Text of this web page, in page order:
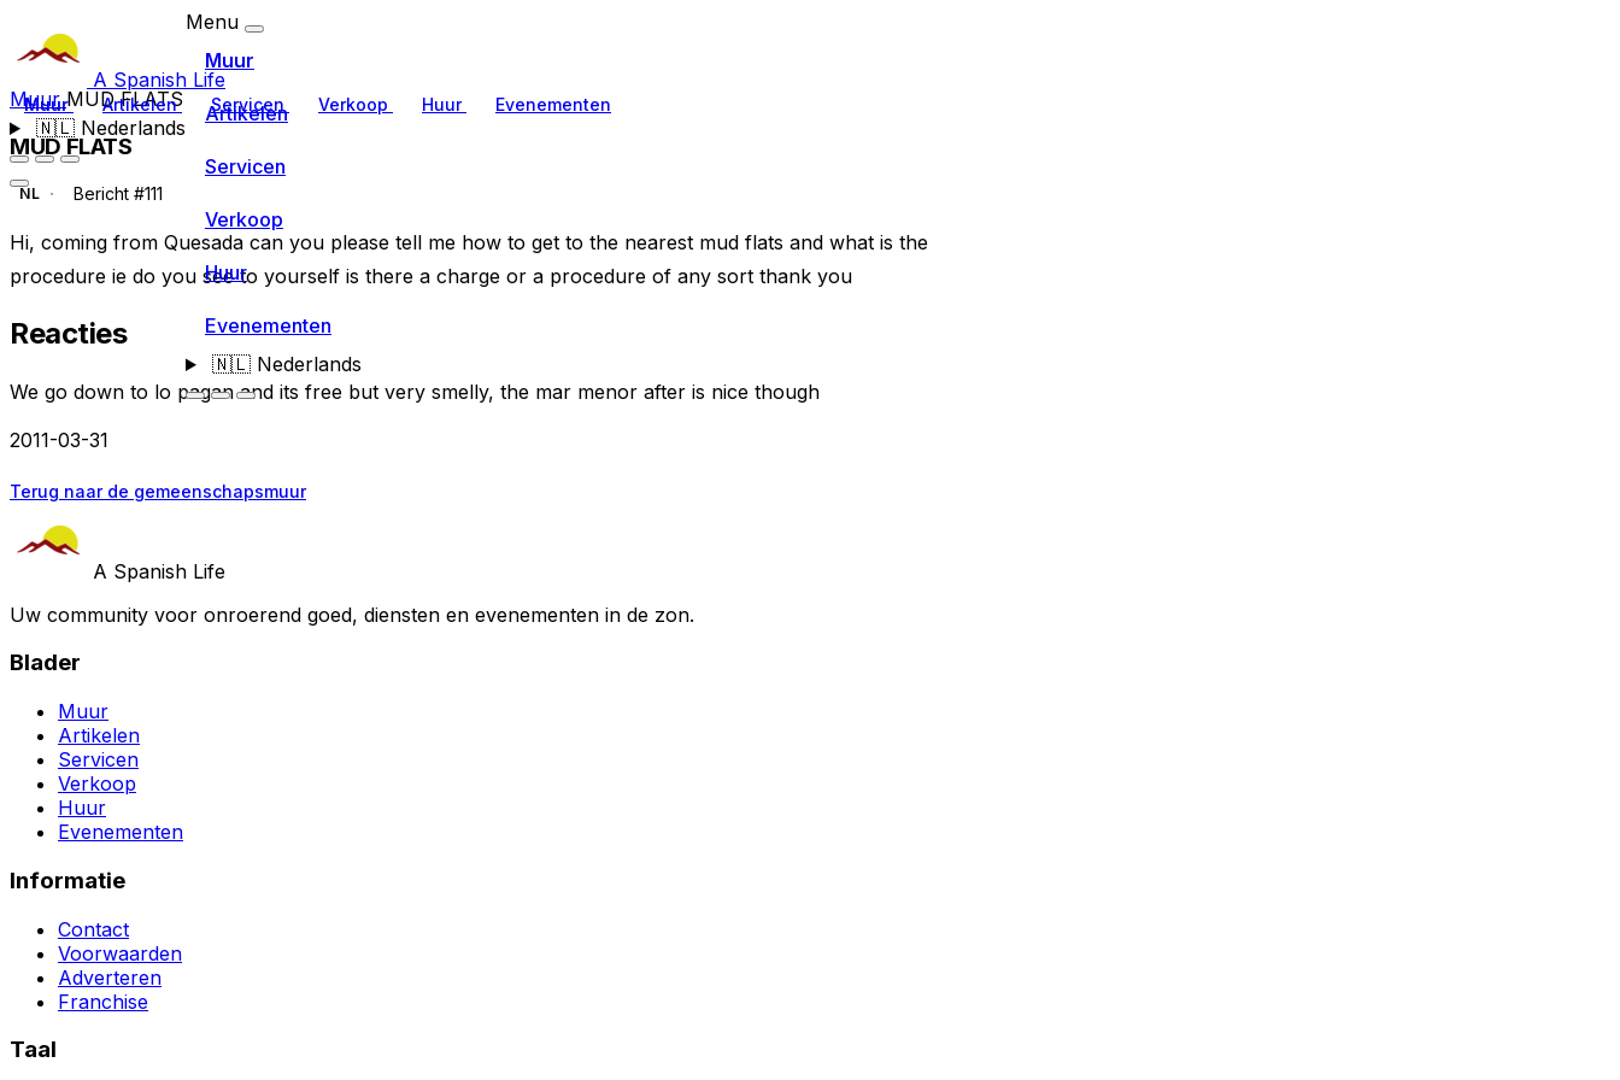
A Spanish Life
Muur Artikelen Servicen Verkoop Huur Evenementen
🇳🇱Nederlands
Menu
Muur
Artikelen
Servicen
Verkoop
Huur
Evenementen
🇳🇱Nederlands
MuurMUD FLATS
MUD FLATS
NL Bericht #111
Hi, coming from Quesada can you please tell me how to get to the nearest mud flats and what is the
procedure ie do you see to yourself is there a charge or a procedure of any sort thank you
Reacties
We go down to lo pagan and its free but very smelly, the mar menor after is nice though
2011-03-31
Terug naar de gemeenschapsmuur
A Spanish Life
Uw community voor onroerend goed, diensten en evenementen in de zon.
Blader
Muur
Artikelen
Servicen
Verkoop
Huur
Evenementen
Informatie
Contact
Voorwaarden
Adverteren
Franchise
Taal